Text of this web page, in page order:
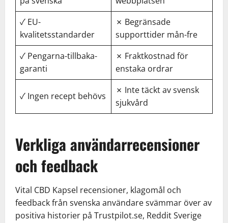
✓ EU-
kvalitetsstandarder
✗ Begränsade
supporttider mån-fre
✓ Pengarna-tillbaka-
garanti
✗ Fraktkostnad för
enstaka ordrar
✓ Ingen recept behövs
✗ Inte täckt av svensk
sjukvård
Verkliga användarrecensioner
och feedback
Vital CBD Kapsel recensioner, klagomål och
feedback från svenska användare svämmar över av
positiva historier på Trustpilot.se, Reddit Sverige